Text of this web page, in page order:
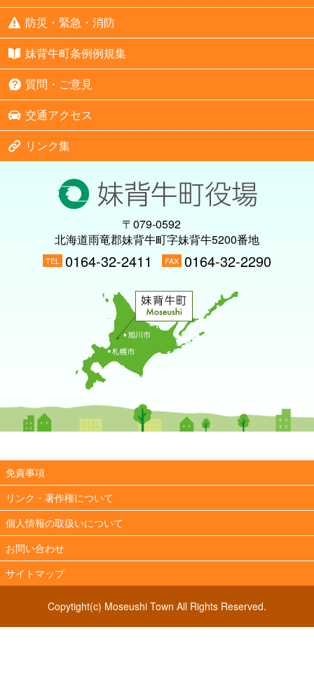
防災・緊急・消防
妹背牛町条例例規集
質問・ご意見
交通アクセス
リンク集
〒079-0592
北海道雨竜郡妹背牛町字妹背牛5200番地
TEL 0164-32-2411 FAX 0164-32-2290
免責事項
リンク・著作権について
個人情報の取扱いについて
お問い合わせ
サイトマップ
Copytight(c) Moseushi Town All Rights Reserved.